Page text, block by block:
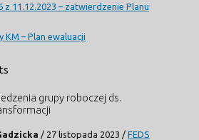
z 11.12.2023 – zatwierdzenie Planu
KM – Plan ewaluacji
grupy roboczej ds.
/ 27 listopada 2023 / FEDS